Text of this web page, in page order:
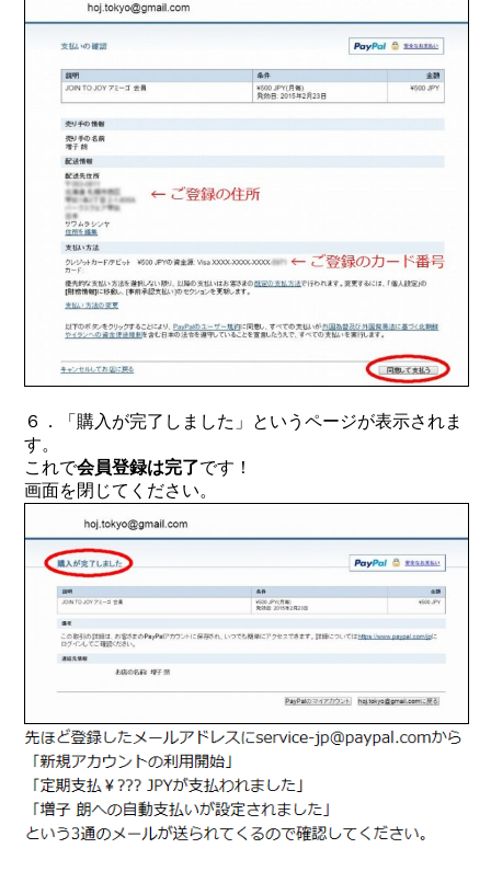
６．「購入が完了しました」というページが表示されま
す。
これで会員登録は完了です！
画面を閉じてください。